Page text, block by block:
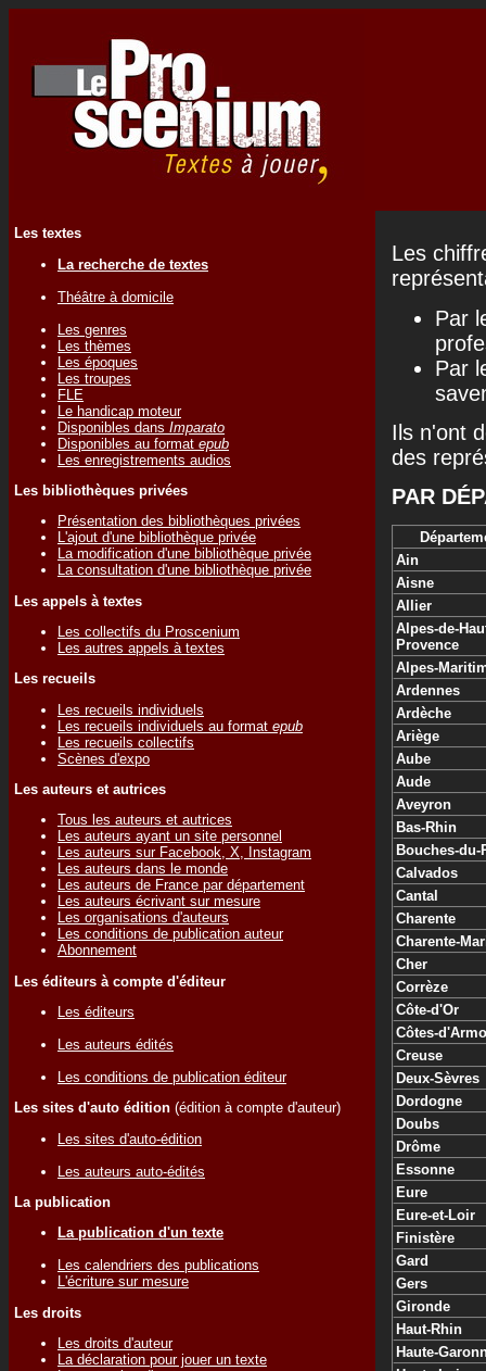
Les textes
La recherche de textes
Théâtre à domicile
Les genres
Les thèmes
Les époques
Les troupes
FLE
Le handicap moteur
Disponibles dans Imparato
Disponibles au format epub
Les enregistrements audios
Les bibliothèques privées
Présentation des bibliothèques privées
L'ajout d'une bibliothèque privée
La modification d'une bibliothèque privée
La consultation d'une bibliothèque privée
Les appels à textes
Les collectifs du Proscenium
Les autres appels à textes
Les recueils
Les recueils individuels
Les recueils individuels au format epub
Les recueils collectifs
Scènes d'expo
Les auteurs et autrices
Tous les auteurs et autrices
Les auteurs ayant un site personnel
Les auteurs sur Facebook, X, Instagram
Les auteurs dans le monde
Les auteurs de France par département
Les auteurs écrivant sur mesure
Les organisations d'auteurs
Les conditions de publication auteur
Abonnement
Les éditeurs à compte d'éditeur
Les éditeurs
Les auteurs édités
Les conditions de publication éditeur
Les sites d'auto édition (édition à compte d'auteur)
Les sites d'auto-édition
Les auteurs auto-édités
La publication
La publication d'un texte
Les calendriers des publications
L'écriture sur mesure
Les droits
Les droits d'auteur
La déclaration pour jouer un texte
Les
Par
Par
Ils n'ont
des
PAR
Ain
Aisne
Allier
Alpes-de-
Provence
Alpes-
Ardennes
Ardèche
Ariège
Aube
Aude
Aveyron
Bas-Rhin
Bouches-du-
Calvados
Cantal
Charente
Charente-
Cher
Corrèze
Côte-d'Or
Côtes-
Creuse
Deux-Sèvres
Dordogne
Doubs
Drôme
Essonne
Eure
Eure-et-Loir
Finistère
Gard
Gers
Gironde
Haut-Rhin
Haute-